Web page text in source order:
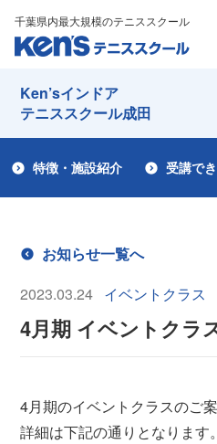
千葉県内最大規模のテニススクール
Ken’sインドア
テニススクール成田
特徴・施設紹介 受講で
お知らせ一覧へ
2023.03.24 イベントクラス
4月期 イベントクラ
4月期のイベントクラスのご案
詳細は下記の通りとなります。